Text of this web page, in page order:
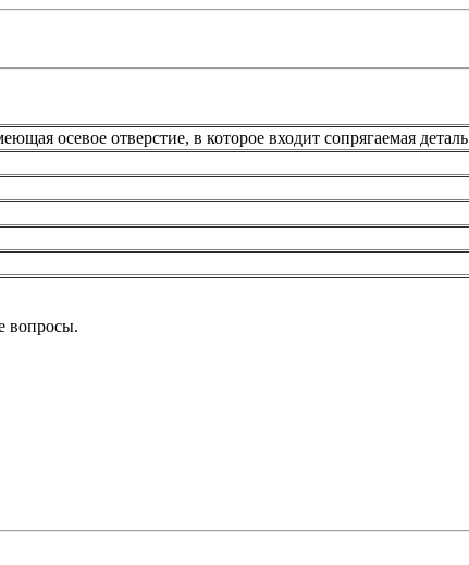
осевое отверстие, в которое входит сопрягаемая деталь
вопросы.